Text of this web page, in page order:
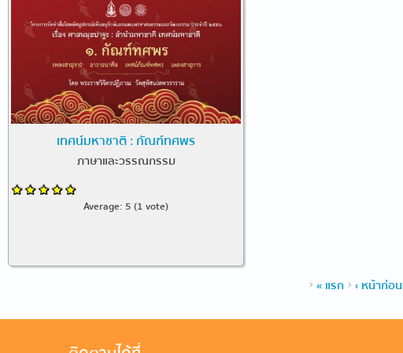
เทศน์มหาชาติ : กัณฑ์ทศพร
ภาษาและวรรณกรรม
Average: 5 (1 vote)
« แรก ‹ หน้าก่อน